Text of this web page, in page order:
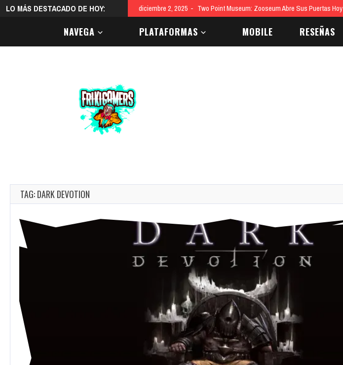
LO MÁS DESTACADO DE HOY: diciembre 2, 2025 Two Point Museum: Zooseum Abre Sus Puertas Hoy
NAVEGA PLATAFORMAS MOBILE RESEÑAS
TAG: DARK DEVOTION